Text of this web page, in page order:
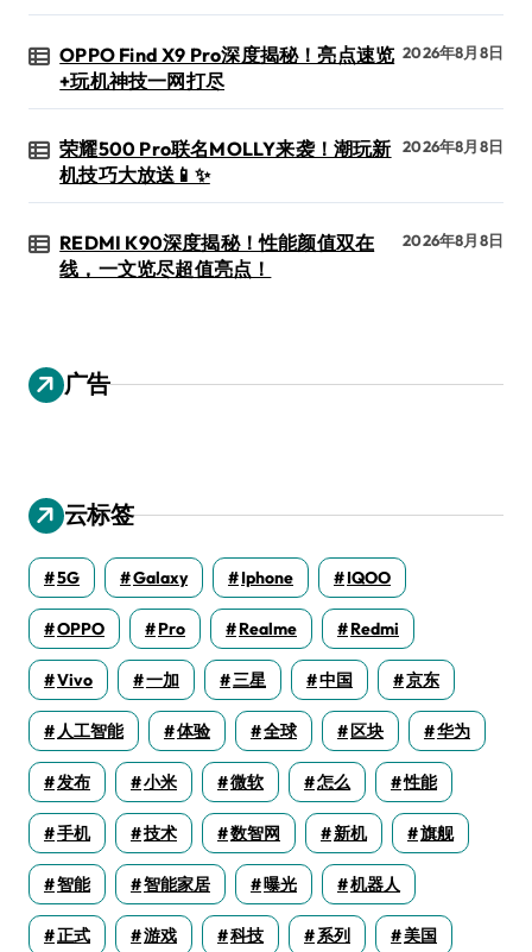
OPPO Find X9 Pro深度揭秘！亮点速览
+玩机神技一网打尽
2026年8月8日
荣耀500 Pro联名MOLLY来袭！潮玩新
机技巧大放送📱✨
2026年8月8日
REDMI K90深度揭秘！性能颜值双在
线，一文览尽超值亮点！
2026年8月8日
广告
云标签
5G Galaxy Iphone IQOO
OPPO Pro Realme Redmi
Vivo 一加 三星 中国 京东
人工智能 体验 全球 区块 华为
发布 小米 微软 怎么 性能
手机 技术 数智网 新机 旗舰
智能 智能家居 曝光 机器人
正式 游戏 科技 系列 美国